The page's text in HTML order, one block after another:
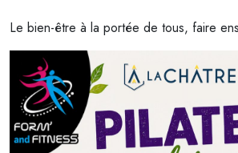
Le bien-être à la portée de tous, faire